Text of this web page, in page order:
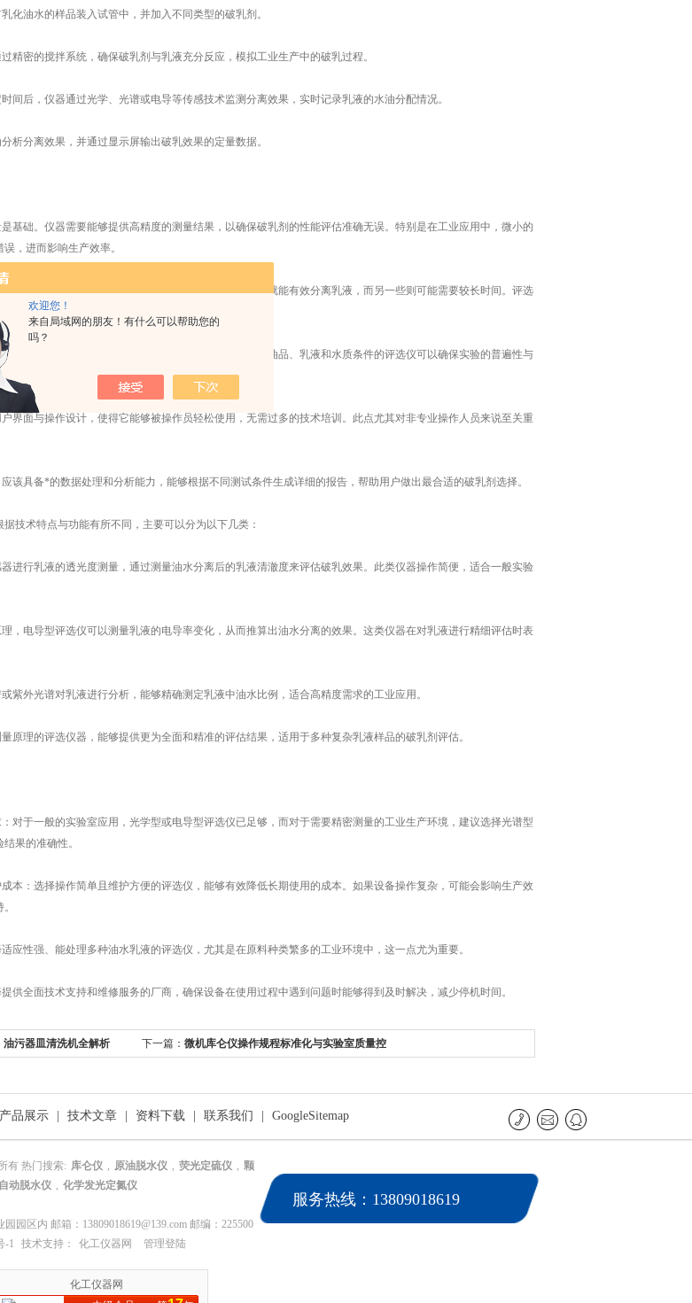
欢迎您！
来自局域网的朋友！有什么可以帮助您的
吗？
油水的样品装入试管中，并加入不同类型的破乳剂。
密的搅拌系统，确保破乳剂与乳液充分反应，模拟工业生产中的破乳过程。
后，仪器通过光学、光谱或电导等传感技术监测分离效果，实时记录乳液的水油分配情况。
分离效果，并通过显示屏输出破乳效果的定量数据。
础。仪器需要能够提供高精度的测量结果，以确保破乳剂的性能评估准确无误。特别是在工业应用中，微小的
，进而影响生产效率。
反应时间上的表现有所差异。一些破乳剂在短时间内就能有效分离乳液，而另一些则可能需要较长时间。评选
地筛选出高效破乳剂，对于工业应用尤为重要。
用性，能够适应不同油水乳液的测试需求。适应多种油品、乳液和水质条件的评选仪可以确保实验的普遍性与
面与操作设计，使得它能够被操作员轻松使用，无需过多的技术培训。此点尤其对非专业操作人员来说至关重
具备*的数据处理和分析能力，能够根据不同测试条件生成详细的报告，帮助用户做出最合适的破乳剂选择。
术特点与功能有所不同，主要可以分为以下几类：
行乳液的透光度测量，通过测量油水分离后的乳液清澈度来评估破乳效果。此类仪器操作简便，适合一般实验
电导型评选仪可以测量乳液的电导率变化，从而推算出油水分离的效果。这类仪器在对乳液进行精细评估时表
外光谱对乳液进行分析，能够精确测定乳液中油水比例，适合高精度需求的工业应用。
理的评选仪器，能够提供更为全面和精准的评估结果，适用于多种复杂乳液样品的破乳剂评估。
于一般的实验室应用，光学型或电导型评选仪已足够，而对于需要精密测量的工业生产环境，建议选择光谱型
果的准确性。
：选择操作简单且维护方便的评选仪，能够有效降低长期使用的成本。如果设备操作复杂，可能会影响生产效
性强、能处理多种油水乳液的评选仪，尤其是在原料种类繁多的工业环境中，这一点尤为重要。
全面技术支持和维修服务的厂商，确保设备在使用过程中遇到问题时能够得到及时解决，减少停机时间。
污器皿清洗机全解析 下一篇： 微机库仑仪操作规程标准化与实验室质量控
产品展示 技术文章 资料下载 联系我们 GoogleSitemap
有 热门搜索: 库仑仪 , 原油脱水仪 , 荧光定硫仪 , 颗
动脱水仪 , 化学发光定氮仪
园区内 邮箱：13809018619@139.com 邮编：225500
-1 技术支持： 化工仪器网 管理登陆
服务热线：13809018619
化工仪器网